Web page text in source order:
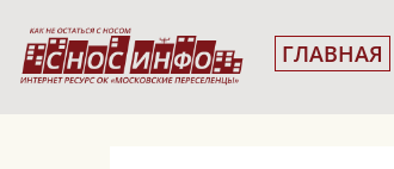
ГЛАВНАЯ